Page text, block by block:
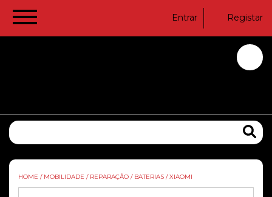
Entrar Registar
HOME / MOBILIDADE / REPARAÇÃO / BATERIAS / XIAOMI